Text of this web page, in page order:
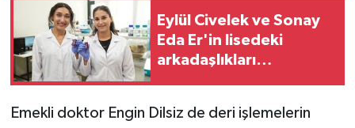
Eylül Civelek ve Sonay
Eda Er'in lisedeki
arkadaşlıkları
Emekli doktor Engin Dilsiz de deri işlemelerin